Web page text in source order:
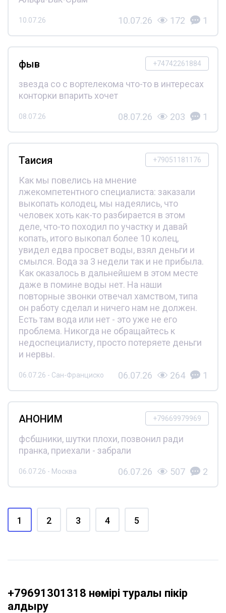
10.07.26 10.07.26 172 1
+74742261884
фыв
звезда со с вортелекома что-то в интересах
конторки впарить хочет
08.07.26 08.07.26 203 1
+79051181176
Таисия
Как мы повелись на мнение
лжекомпетентного специалиста: заказали
выкопать колодец, мы надеялись, что
человек хоть как-то разбирается в этом
деле, что-то походил по участку и давай
копать, итого выкопал более 10 колец,
увидел едва просвет воды, взял деньги и
смылся. Вода за 3 недели так и не прибыла.
Как оказалось в дальнейшем в этом месте
даже в помине воды нет. На наши
повторные звонки отвечал хамством, типа
он работу сделал и ничего нам не должен.
Есть там вода или нет - это уже не его
проблема. Никогда не обращайтесь к
недоспециалисту, просто потеряете деньги
и нервы.
06.07.26 - Сан-Франциско 06.07.26 264 1
+79669979969
АНОНИМ
фсбшники, шутки плохи, позвонил ради
пранка, приехали - забрали
06.07.26 - Москва 06.07.26 507 2
1 2 3 4 5
+79691301318 нөмірі туралы пікір
қалдыру